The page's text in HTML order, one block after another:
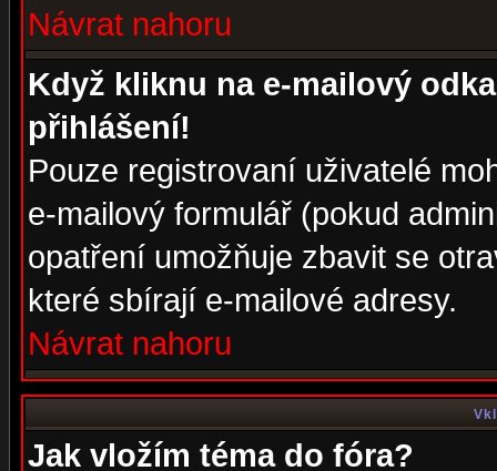
Návrat nahoru
Když kliknu na e-mailový
přihlášení!
Pouze registrovaní uživatelé
e-mailový formulář (pokud
opatření umožňuje zbavit se
které sbírají e-mailové adresy.
Návrat nahoru
Jak vložím téma do fóra?